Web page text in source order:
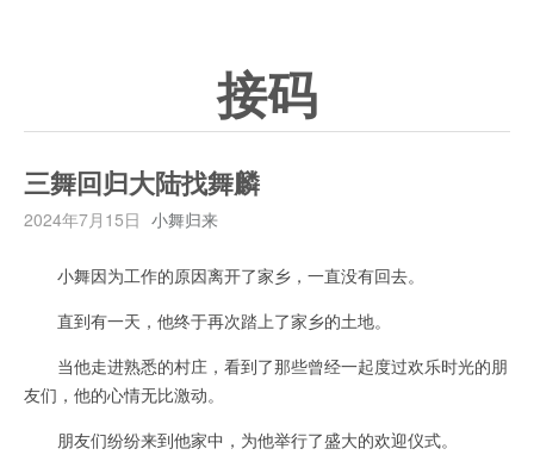
接码
三舞回归大陆找舞麟
2024年7月15日 小舞归来
小舞因为工作的原因离开了家乡，一直没有回去。
直到有一天，他终于再次踏上了家乡的土地。
当他走进熟悉的村庄，看到了那些曾经一起度过欢乐时光的朋
友们，他的心情无比激动。
朋友们纷纷来到他家中，为他举行了盛大的欢迎仪式。